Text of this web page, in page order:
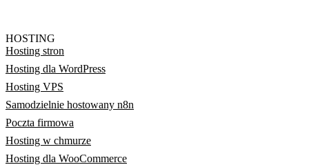
HOSTING
Hosting stron
Hosting dla WordPress
Hosting VPS
Samodzielnie hostowany n8n
Poczta firmowa
Hosting w chmurze
Hosting dla WooCommerce